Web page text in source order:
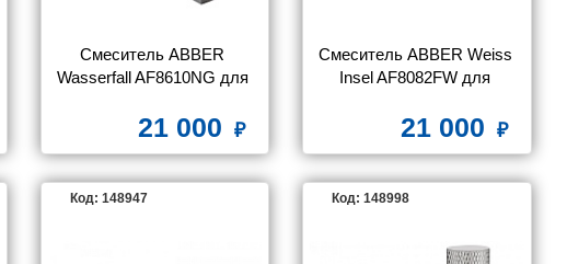
Смеситель ABBER
Wasserfall AF8610NG для
21 000
Смеситель ABBER Weiss
Insel AF8082FW для
монтажа, белый матовый
21 000
Код: 148947 Код: 148998